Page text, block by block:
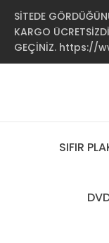
SİTEDE
KARGO
GEÇİNİZ. https://
SIFIR